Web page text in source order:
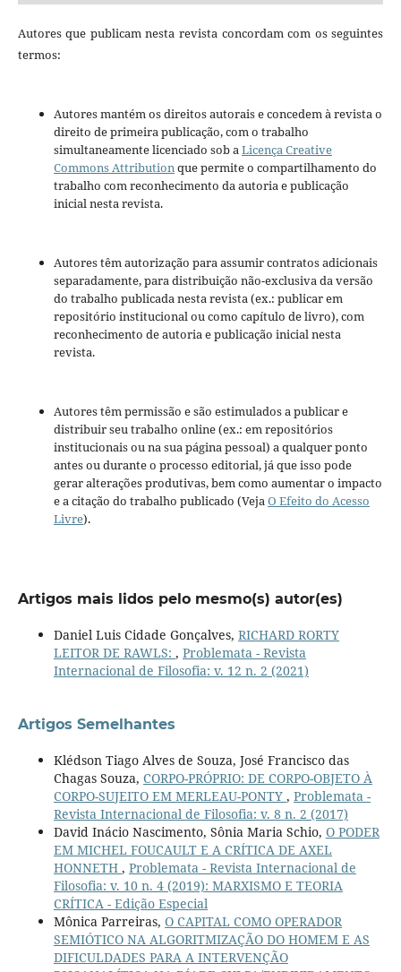
Autores que publicam nesta revista concordam com os seguintes
termos:
Autores mantém os direitos autorais e concedem à revista o
direito de primeira publicação, com o trabalho
simultaneamente licenciado sob aLicença Creative
Commons Attributionque permite o compartilhamento do
trabalho com reconhecimento da autoria e publicação
inicial nesta revista.
Autores têm autorização para assumir contratos adicionais
separadamente, para distribuição não-exclusiva da versão
do trabalho publicada nesta revista (ex.: publicar em
repositório institucional ou como capítulo de livro), com
reconhecimento de autoria e publicação inicial nesta
revista.
Autores têm permissão e são estimulados a publicar e
distribuir seu trabalho online (ex.: em repositórios
institucionais ou na sua página pessoal) a qualquer ponto
antes ou durante o processo editorial, já que isso pode
gerar alterações produtivas, bem como aumentar o impacto
e a citação do trabalho publicado (VejaO Efeito do Acesso
Livre).
Artigos mais lidos pelo mesmo(s) autor(es)
Daniel Luis Cidade Gonçalves, RICHARD RORTY
LEITOR DE RAWLS: , Problemata - Revista
Internacional de Filosofia: v. 12 n. 2 (2021)
Artigos Semelhantes
Klédson Tiago Alves de Souza, José Francisco das
Chagas Souza, CORPO-PRÓPRIO: DE CORPO-OBJETO À
CORPO-SUJEITO EM MERLEAU-PONTY , Problemata -
Revista Internacional de Filosofia: v. 8 n. 2 (2017)
David Inácio Nascimento, Sônia Maria Schio, O PODER
EM MICHEL FOUCAULT E A CRÍTICA DE AXEL
HONNETH , Problemata - Revista Internacional de
Filosofia: v. 10 n. 4 (2019): MARXISMO E TEORIA
CRÍTICA - Edição Especial
Mônica Parreiras, O CAPITAL COMO OPERADOR
SEMIÓTICO NA ALGORITMIZAÇÃO DO HOMEM E AS
DIFICULDADES PARA A INTERVENÇÃO